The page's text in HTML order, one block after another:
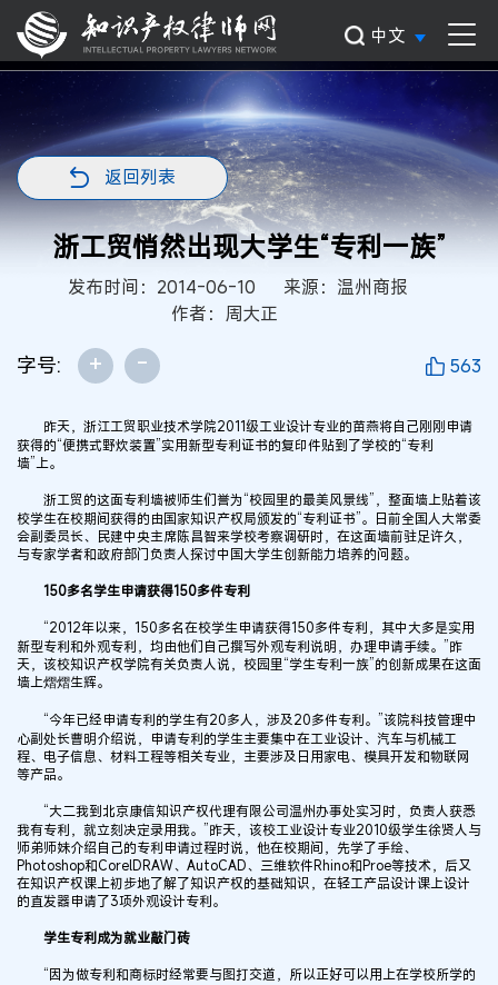
中文
返回列表
浙工贸悄然出现大学生“专利一族”
发布时间：2014-06-10
来源：温州商报
作者：周大正
字号: + - 563
昨天，浙江工贸职业技术学院2011级工业设计专业的苗燕将自己刚刚申请
获得的“便携式野炊装置”实用新型专利证书的复印件贴到了学校的“专利
墙”上。
浙工贸的这面专利墙被师生们誉为“校园里的最美风景线”，整面墙上贴着该
校学生在校期间获得的由国家知识产权局颁发的“专利证书”。日前全国人大常委
会副委员长、民建中央主席陈昌智来学校考察调研时，在这面墙前驻足许久，
与专家学者和政府部门负责人探讨中国大学生创新能力培养的问题。
150多名学生申请获得150多件专利
“2012年以来，150多名在校学生申请获得150多件专利，其中大多是实用
新型专利和外观专利，均由他们自己撰写外观专利说明，办理申请手续。”昨
天，该校知识产权学院有关负责人说，校园里“学生专利一族”的创新成果在这面
墙上熠熠生辉。
“今年已经申请专利的学生有20多人，涉及20多件专利。”该院科技管理中
心副处长曹明介绍说，申请专利的学生主要集中在工业设计、汽车与机械工
程、电子信息、材料工程等相关专业，主要涉及日用家电、模具开发和物联网
等产品。
“大二我到北京康信知识产权代理有限公司温州办事处实习时，负责人获悉
我有专利，就立刻决定录用我。”昨天，该校工业设计专业2010级学生徐贤人与
师弟师妹介绍自己的专利申请过程时说，他在校期间，先学了手绘、
Photoshop和CorelDRAW、AutoCAD、三维软件Rhino和Proe等技术，后又
在知识产权课上初步地了解了知识产权的基础知识，在轻工产品设计课上设计
的直发器申请了3项外观设计专利。
学生专利成为就业敲门砖
“因为做专利和商标时经常要与图打交道，所以正好可以用上在学校所学的